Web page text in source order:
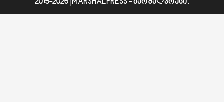
2015-2026 MARSHALPRESS- მარშალპრესი.